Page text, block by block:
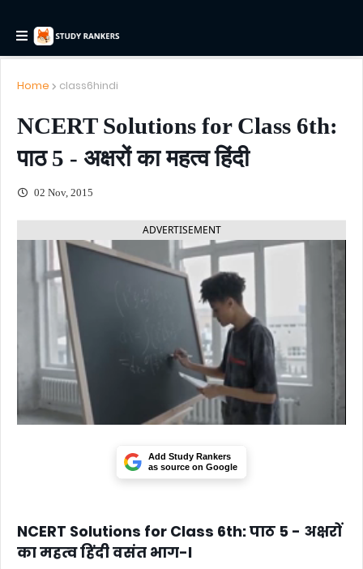
Home class6hindi
NCERT Solutions for Class 6th:
पाठ 5 - अक्षरों का महत्व हिंदी
02 Nov, 2015
ADVERTISEMENT
Add Study Rankers
as source on Google
NCERT Solutions for Class 6th: पाठ 5 - अक्षरों
का महत्व हिंदी वसंत भाग-I